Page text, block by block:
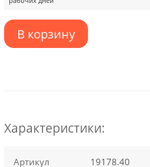
В корзину
Характеристики:
Артикул 19178.40